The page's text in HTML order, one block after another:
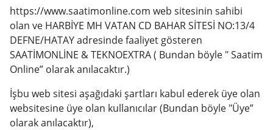
https://www.saatimonline.com web sitesinin sahibi
olan ve HARBİYE MH VATAN CD BAHAR SİTESİ NO:13/4
DEFNE/HATAY adresinde faaliyet gösteren
SAATİMONLİNE & TEKNOEXTRA ( Bundan böyle " Saatim
Online” olarak anılacaktır.)
İşbu web sitesi aşağıdaki şartları kabul ederek üye olan
websitesine üye olan kullanıcılar (Bundan böyle "Üye”
olarak anılacaktır),